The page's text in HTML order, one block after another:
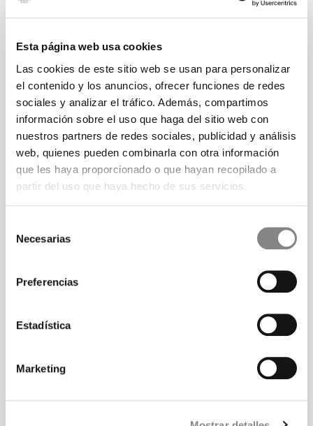
Esta página web usa cookies
Las cookies de este sitio web se usan para personalizar
el contenido y los anuncios, ofrecer funciones de redes
sociales y analizar el tráfico. Además, compartimos
información sobre el uso que haga del sitio web con
nuestros partners de redes sociales, publicidad y análisis
web, quienes pueden combinarla con otra información
que les haya proporcionado o que hayan recopilado a
partir del uso que haya hecho de sus servicios.
Necesarias
Preferencias
Estadística
Marketing
Estos son todos los servicios
que puede encontrar en Duplex
Preferential Suite